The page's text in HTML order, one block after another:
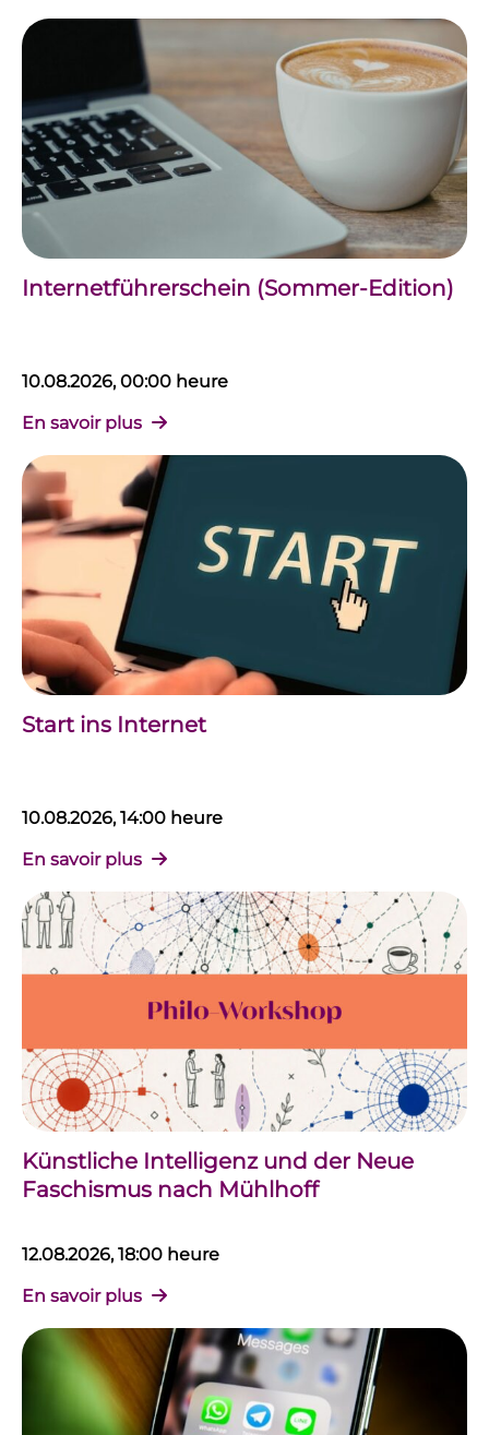
Internetführerschein (Sommer-Edition)
10.08.2026, 00:00 heure
En savoir plus
Start ins Internet
10.08.2026, 14:00 heure
En savoir plus
Künstliche Intelligenz und der Neue
Faschismus nach Mühlhoff
12.08.2026, 18:00 heure
En savoir plus